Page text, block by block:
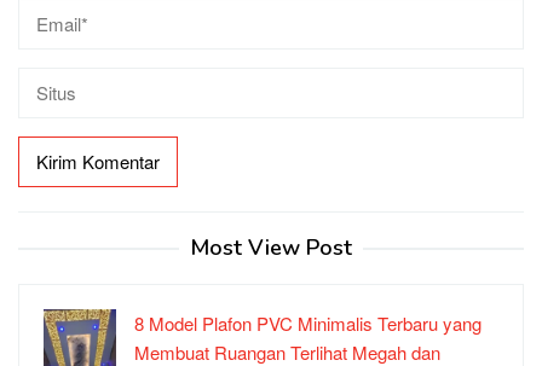
Most View Post
8 Model Plafon PVC Minimalis Terbaru yang
Membuat Ruangan Terlihat Megah dan